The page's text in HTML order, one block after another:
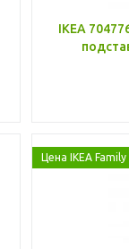
IKEA
Цена IKEA Family